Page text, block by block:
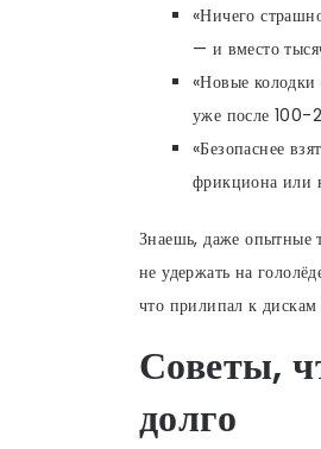
«Ничего
— и вместо
«Новые
уже после 100-
«Безопаснее
фрикциона или
Знаешь, даже опытные
не удержать на
что прилипал к дискам
Советы,
долго